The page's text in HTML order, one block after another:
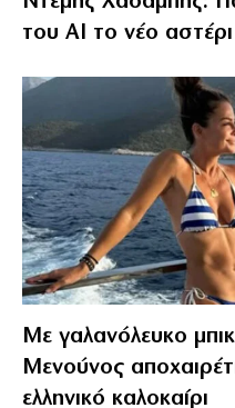
του ΑΙ το νέο
Με γαλανόλευκο
Μενούνος
ελληνικό καλοκαίρι